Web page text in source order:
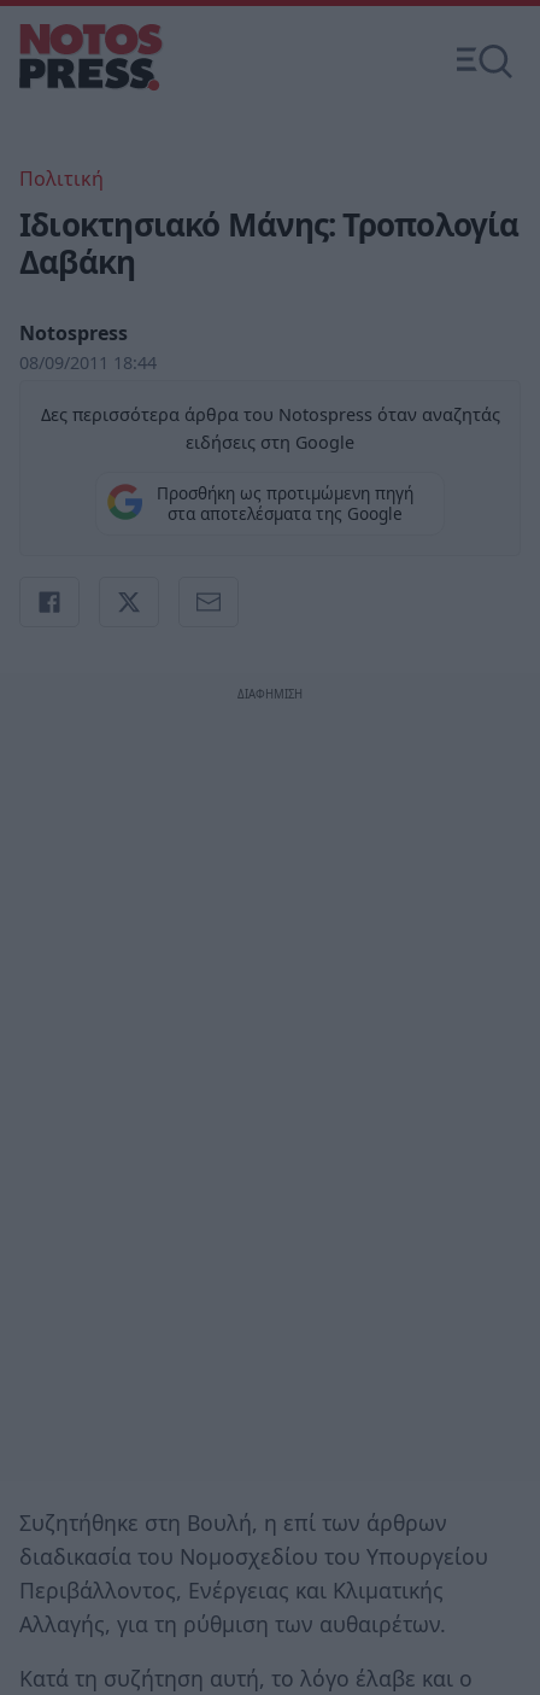
Πολιτική
Ιδιοκτησιακό Μάνης: Τροπολογία
Δαβάκη
Notospress
08/09/2011 18:44
Δες περισσότερα άρθρα του Notospress όταν αναζητάς
ειδήσεις στη Google
Προσθήκη ως προτιμώμενη πηγή
στα αποτελέσματα της Google
Συζητήθηκε στη Βουλή, η επί των άρθρων
διαδικασία του Νομοσχεδίου του Υπουργείου
Περιβάλλοντος, Ενέργειας και Κλιματικής
Αλλαγής, για τη ρύθμιση των αυθαιρέτων.
Κατά τη συζήτηση αυτή, το λόγο έλαβε και ο